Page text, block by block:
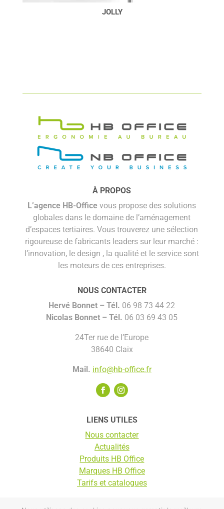
JOLLY
À PROPOS
L’agence HB-Office vous propose des solutions
globales dans le domaine de l’aménagement
d’espaces tertiaires. Vous trouverez une sélection
rigoureuse de fabricants leaders sur leur marché :
l’innovation, le design , la qualité et le service sont
les moteurs de ces entreprises.
NOUS CONTACTER
Hervé Bonnet –Tél. 06 98 73 44 22
Nicolas Bonnet – Tél. 06 03 69 43 05
24Ter rue de l’Europe
38640 Claix
Mail. info@hb-office.fr
LIENS UTILES
Nous contacter
Actualités
Produits HB Office
Marques HB Office
Tarifs et catalogues